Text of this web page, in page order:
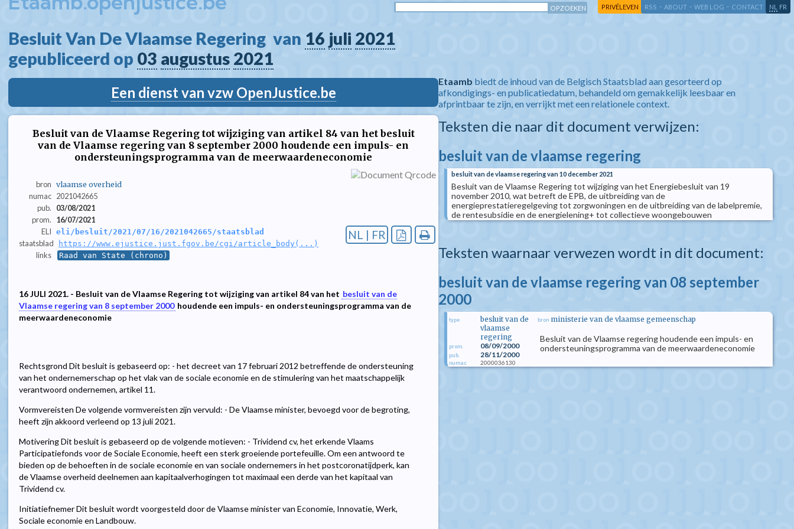
PRIVÉLEVEN RSS - ABOUT - WEB LOG - CONTACT NL FR
Besluit Van De Vlaamse Regering  van 16 juli 2021
gepubliceerd op 03 augustus 2021
Een dienst van vzw OpenJustice.be
Besluit van de Vlaamse Regering tot wijziging van artikel 84 van het besluit
van de Vlaamse regering van 8 september 2000 houdende een impuls- en
ondersteuningsprogramma van de meerwaardeneconomie
bron vlaamse overheid
numac 2021042665
pub.
03/08/2021
prom.
16/07/2021
ELI eli/besluit/2021/07/16/2021042665/staatsblad
staatsblad https://www.ejustice.just.fgov.be/cgi/article_body(...)
links Raad van State (chrono)
NL | FR
16 JULI 2021. - Besluit van de Vlaamse Regering tot wijziging van artikel 84 van het besluit van de
Vlaamse regering van 8 september 2000 houdende een impuls- en ondersteuningsprogramma van de
meerwaardeneconomie
Rechtsgrond Dit besluit is gebaseerd op: - het decreet van 17 februari 2012 betreffende de ondersteuning
van het ondernemerschap op het vlak van de sociale economie en de stimulering van het maatschappelijk
verantwoord ondernemen, artikel 11.
Vormvereisten De volgende vormvereisten zijn vervuld: - De Vlaamse minister, bevoegd voor de begroting,
heeft zijn akkoord verleend op 13 juli 2021.
Motivering Dit besluit is gebaseerd op de volgende motieven: - Trividend cv, het erkende Vlaams
Participatiefonds voor de Sociale Economie, heeft een sterk groeiende portefeuille. Om een antwoord te
bieden op de behoeften in de sociale economie en van sociale ondernemers in het postcoronatijdperk, kan
de Vlaamse overheid deelnemen aan kapitaalverhogingen tot maximaal een derde van het kapitaal van
Trividend cv.
Initiatiefnemer Dit besluit wordt voorgesteld door de Vlaamse minister van Economie, Innovatie, Werk,
Sociale economie en Landbouw.
Etaamb biedt de inhoud van de Belgisch Staatsblad aan gesorteerd op
afkondigings- en publicatiedatum, behandeld om gemakkelijk leesbaar en
afprintbaar te zijn, en verrijkt met een relationele context.
Teksten die naar dit document verwijzen:
besluit van de vlaamse regering
besluit van de vlaamse regering van 10 december 2021
Besluit van de Vlaamse Regering tot wijziging van het Energiebesluit van 19
november 2010, wat betreft de EPB, de uitbreiding van de
energieprestatieregelgeving tot zorgwoningen en de uitbreiding van de labelpremie,
de rentesubsidie en de energielening+ tot collectieve woongebouwen
Teksten waarnaar verwezen wordt in dit document:
besluit van de vlaamse regering van 08 september
2000
type
besluit van de
vlaamse
regering
prom. 08/09/2000
pub. 28/11/2000
numac 2000036130
bron ministerie van de vlaamse gemeenschap
Besluit van de Vlaamse regering houdende een impuls- en
ondersteuningsprogramma van de meerwaardeneconomie